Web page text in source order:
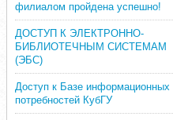
филиалом пройдена успешно!
ДОСТУП К ЭЛЕКТРОННО-
БИБЛИОТЕЧНЫМ СИСТЕМАМ
(ЭБС)
Доступ к Базе информационных
потребностей КубГУ